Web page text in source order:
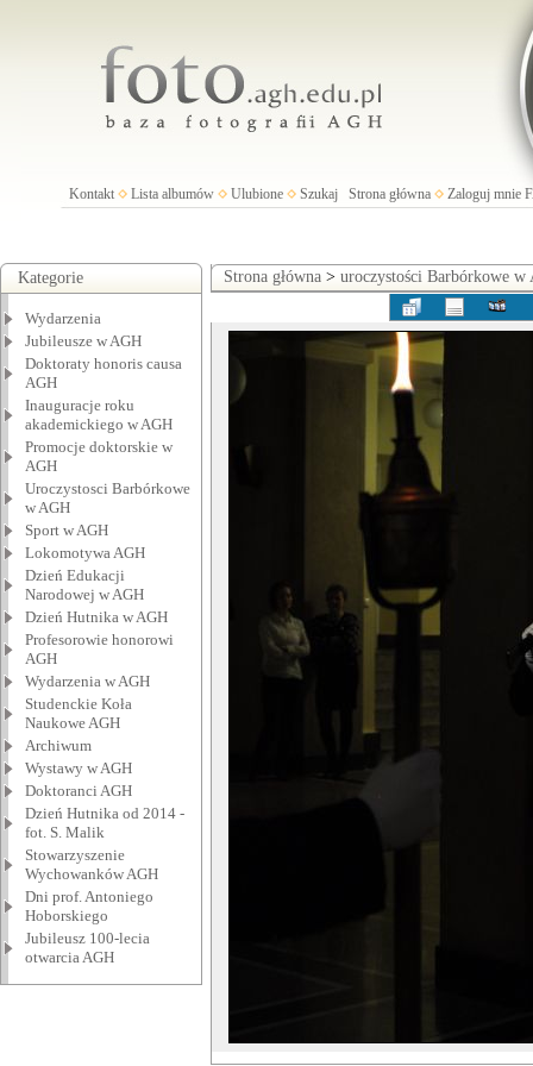
Kontakt Lista albumów Ulubione Szukaj Strona główna Zaloguj mnie
Kategorie
Wydarzenia
Jubileusze w AGH
Doktoraty honoris causa
AGH
Inauguracje roku
akademickiego w AGH
Promocje doktorskie w
AGH
Uroczystosci Barbórkowe
w AGH
Sport w AGH
Lokomotywa AGH
Dzień Edukacji
Narodowej w AGH
Dzień Hutnika w AGH
Profesorowie honorowi
AGH
Wydarzenia w AGH
Studenckie Koła
Naukowe AGH
Archiwum
Wystawy w AGH
Doktoranci AGH
Dzień Hutnika od 2014 -
fot. S. Malik
Stowarzyszenie
Wychowanków AGH
Dni prof. Antoniego
Hoborskiego
Jubileusz 100-lecia
otwarcia AGH
Strona główna > uroczystości Barbórkowe w